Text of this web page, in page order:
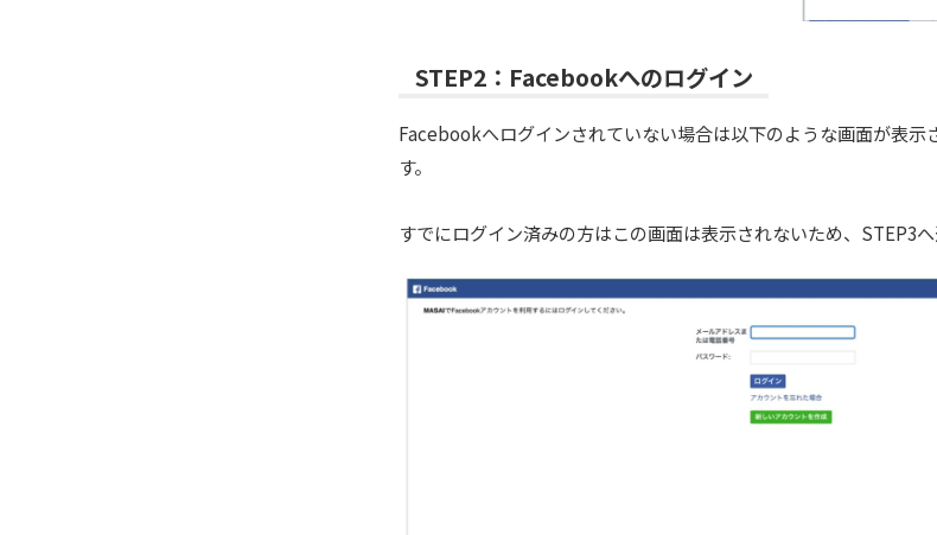
STEP2：Facebookへのログイン
Facebookへログインされていない場合は以下のような画面が表示
す。
すでにログイン済みの方はこの画面は表示されないため、STEP3へ